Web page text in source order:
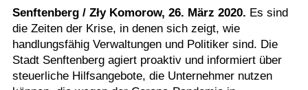
Wirtschaft
Service
Verkehr
Gesundheit
Senftenberg / Zły Komorow, 26. März 2020. Es sind
die Zeiten der Krise, in denen sich zeigt, wie
handlungsfähig Verwaltungen und Politiker sind. Die
Stadt Senftenberg agiert proaktiv und informiert über
steuerliche Hilfsangebote, die Unternehmer nutzen